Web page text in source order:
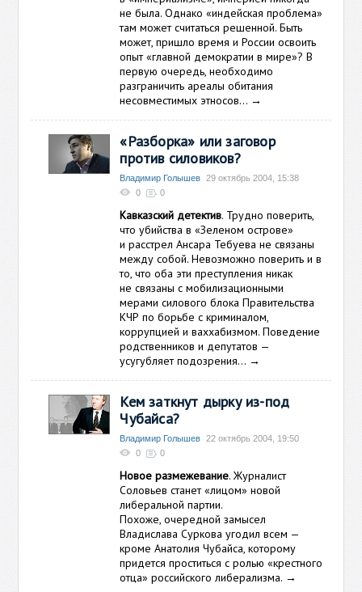
не была. Однако «индейская проблема»
там может считаться решенной. Быть
может, пришло время и России освоить
опыт «главной демократии в мире»? В
первую очередь, необходимо
разграничить ареалы обитания
несовместимых этносов… →
«Разборка» или заговор
против силовиков?
Владимир Голышев
29 октябрь 2004, 15:38
0
0
Кавказский детектив. Трудно поверить,
что убийства в «Зеленом острове»
и расстрел Ансара Тебуева не связаны
между собой. Невозможно поверить и в
то, что оба эти преступления никак
не связаны с мобилизационными
мерами силового блока Правительства
КЧР по борьбе с криминалом,
коррупцией и ваххабизмом. Поведение
родственников и депутатов —
усугубляет подозрения… →
Кем заткнут дырку из-под
Чубайса?
Владимир Голышев
22 октябрь 2004, 19:50
0
0
Новое размежевание. Журналист
Соловьев станет «лицом» новой
либеральной партии.
Похоже, очередной замысел
Владислава Суркова угодил всем —
кроме Анатолия Чубайса, которому
придется проститься с ролью «крестного
отца» российского либерализма. →